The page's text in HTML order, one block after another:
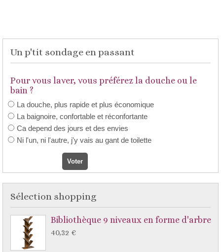
Un p'tit sondage en passant
Pour vous laver, vous préférez la douche ou le
bain ?
La douche, plus rapide et plus économique
La baignoire, confortable et réconfortante
Ca depend des jours et des envies
Ni l'un, ni l'autre, j'y vais au gant de toilette
Sélection shopping
Bibliothèque 9 niveaux en forme d'arbre
40,32 €